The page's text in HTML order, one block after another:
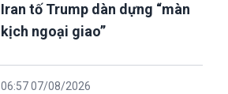
Iran tố Trump dàn dựng “màn
kịch ngoại giao”
06:57 07/08/2026